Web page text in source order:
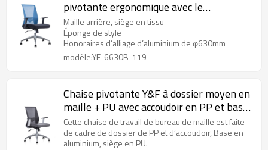
pivotante ergonomique avec le
fournisseur de Base en aluminium
Maille arrière, siège en tissu
Éponge de style
Honoraires d’alliage d’aluminium de φ630mm
modèle:YF-6630B-119
Chaise pivotante Y&F à dossier moyen en
maille + PU avec accoudoir en PP et base
en aluminium
Cette chaise de travail de bureau de maille est faite
de cadre de dossier de PP et d’accoudoir, Base en
aluminium, siège en PU.